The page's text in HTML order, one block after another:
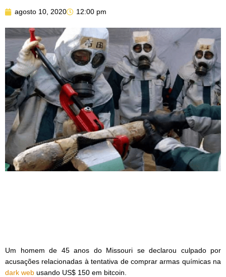
agosto 10, 2020 12:00 pm
Um homem de 45 anos do Missouri se declarou culpado por
acusações relacionadas à tentativa de comprar armas químicas na
dark web usando US$ 150 em bitcoin.